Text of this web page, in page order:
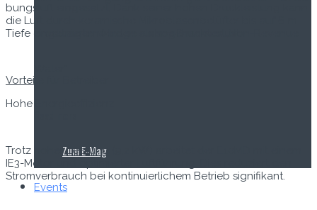
Zum E‑Mag
Events
bungsluft einge­set­zt. Dank sein­er hohen Druck­leis­tung kann
die Luft durch keramis­che Mikrob­lasen­belüfter bis auf 6 m
Tiefe einge­tra­gen wer­den – ohne Druckverlust.
Vorteile für Betreiber
Hohe Energieef­fizienz
Trotz hoher Leis­tung (9,2 kW) arbeit­et der E10MD mit einem
IE3-Motor und opti­miert­er Luft­führung. Dies reduziert den
Stromver­brauch bei kon­tinuier­lichem Betrieb signifikant.